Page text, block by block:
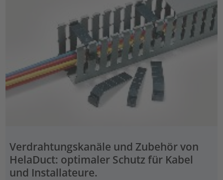
Verdrahtungskanäle und Zubehör von
HelaDuct: optimaler Schutz für Kabel
und Installateure.